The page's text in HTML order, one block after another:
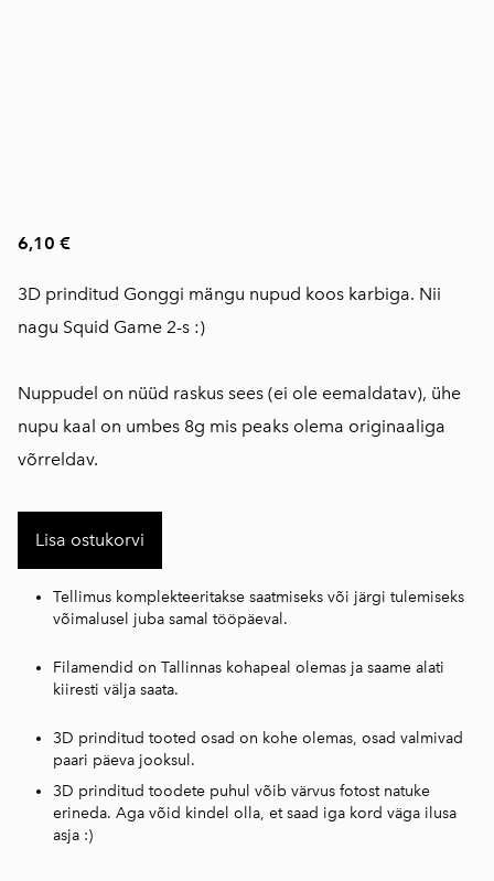
6,10 €
3D prinditud Gonggi mängu nupud koos karbiga. Nii
nagu Squid Game 2-s :)
Nuppudel on nüüd raskus sees (ei ole eemaldatav), ühe
nupu kaal on umbes 8g mis peaks olema originaaliga
võrreldav.
Lisa ostukorvi
Tellimus komplekteeritakse saatmiseks või järgi tulemiseks
võimalusel juba samal tööpäeval.
Filamendid on Tallinnas kohapeal olemas ja saame alati
kiiresti välja saata.
3D prinditud tooted osad on kohe olemas, osad valmivad
paari päeva jooksul.
3D prinditud toodete puhul võib värvus fotost natuke
erineda. Aga võid kindel olla, et saad iga kord väga ilusa
asja :)